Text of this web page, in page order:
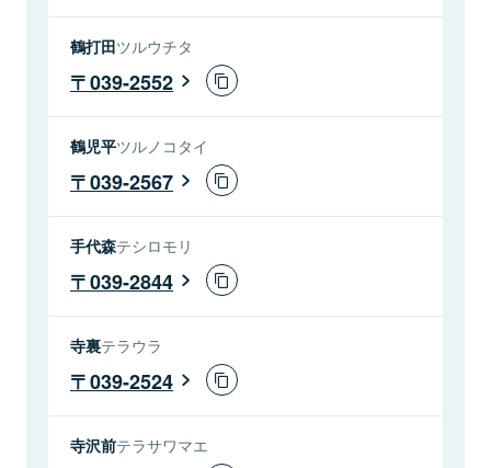
鶴打田ツルウチタ
039-2552
鶴児平ツルノコタイ
039-2567
手代森テシロモリ
039-2844
寺裏テラウラ
039-2524
寺沢前テラサワマエ